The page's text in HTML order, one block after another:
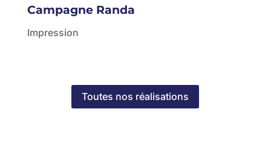
Campagne Randa
Impression
Toutes nos réalisations